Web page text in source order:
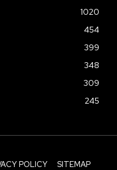
1020
454
399
348
309
245
POLICY SITEMAP